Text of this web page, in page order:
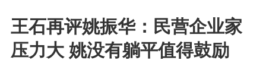
王石再评姚振华：民营企业家
压力大 姚没有躺平值得鼓励